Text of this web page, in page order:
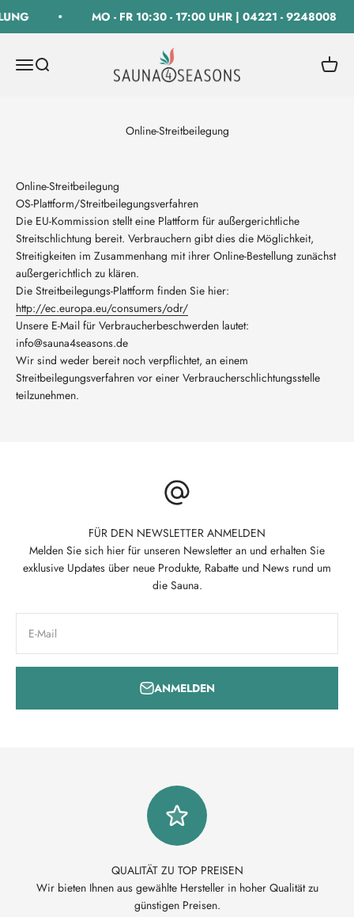
MO - FR 10:30 - 17:00 UHR | 04221 - 9248008
Navigationsmenü öffnen
Suche öffnen
SAUNA 4 SEASONS GmbH
Online-Streitbeilegung
Online-Streitbeilegung
OS-Plattform/Streitbeilegungsverfahren
Die EU-Kommission stellt eine Plattform für außergerichtliche
Streitschlichtung bereit. Verbrauchern gibt dies die Möglichkeit,
Streitigkeiten im Zusammenhang mit ihrer Online-Bestellung zunächst
außergerichtlich zu klären.
Die Streitbeilegungs-Plattform finden Sie hier:
http://ec.europa.eu/consumers/odr/
Unsere E-Mail für Verbraucherbeschwerden lautet:
info@sauna4seasons.de
Wir sind weder bereit noch verpflichtet, an einem
Streitbeilegungsverfahren vor einer Verbraucherschlichtungsstelle
teilzunehmen.
FÜR DEN NEWSLETTER ANMELDEN
Melden Sie sich hier für unseren Newsletter an und erhalten Sie
exklusive Updates über neue Produkte, Rabatte und News rund um
die Sauna.
E-Mail
ANMELDEN
QUALITÄT ZU TOP PREISEN
Wir bieten Ihnen aus gewählte Hersteller in hoher Qualität zu
günstigen Preisen.